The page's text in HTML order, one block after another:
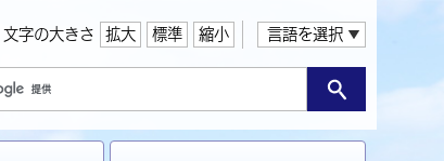
文字の大きさ 拡大 標準 縮小 言語を選択